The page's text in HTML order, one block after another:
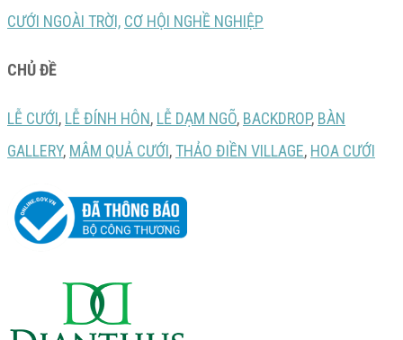
CƯỚI NGOÀI TRỜI, CƠ HỘI NGHỀ NGHIỆP
CHỦ ĐỀ
LỄ CƯỚI, LỄ ĐÍNH HÔN, LỄ DẠM NGÕ, BACKDROP, BÀN
GALLERY, MÂM QUẢ CƯỚI,THẢO ĐIỀN VILLAGE, HOA CƯỚI